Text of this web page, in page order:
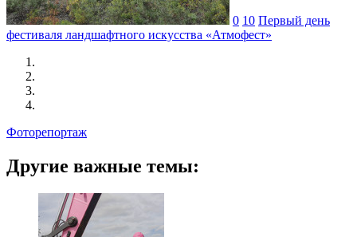
0 10 Первый день
фестиваля ландшафтного искусства «Атмофест»
Фоторепортаж
Другие важные темы: